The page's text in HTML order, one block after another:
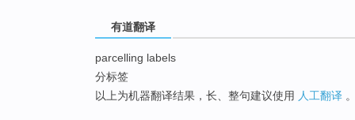
有道翻译
parcelling labels
分标签
以上为机器翻译结果，长、整句建议使用 人工翻译